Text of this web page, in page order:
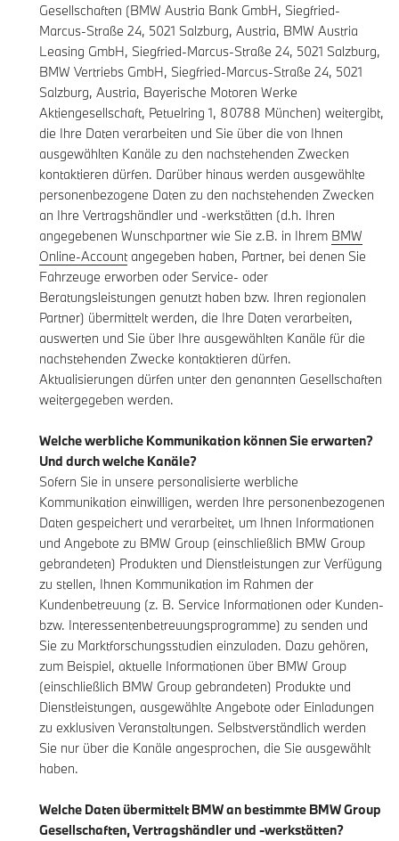
Gesellschaften (BMW Austria Bank GmbH, Siegfried-
Marcus-Straße 24, 5021 Salzburg, Austria, BMW Austria
Leasing GmbH, Siegfried-Marcus-Straße 24, 5021 Salzburg,
BMW Vertriebs GmbH, Siegfried-Marcus-Straße 24, 5021
Salzburg, Austria, Bayerische Motoren Werke
Aktiengesellschaft, Petuelring 1, 80788 München) weitergibt,
die Ihre Daten verarbeiten und Sie über die von Ihnen
ausgewählten Kanäle zu den nachstehenden Zwecken
kontaktieren dürfen. Darüber hinaus werden ausgewählte
personenbezogene Daten zu den nachstehenden Zwecken
an Ihre Vertragshändler und -werkstätten (d.h. Ihren
angegebenen Wunschpartner wie Sie z.B. in Ihrem BMW
Online-Accountangegeben haben, Partner, bei denen Sie
Fahrzeuge erworben oder Service- oder
Beratungsleistungen genutzt haben bzw. Ihren regionalen
Partner) übermittelt werden, die Ihre Daten verarbeiten,
auswerten und Sie über Ihre ausgewählten Kanäle für die
nachstehenden Zwecke kontaktieren dürfen.
Aktualisierungen dürfen unter den genannten Gesellschaften
weitergegeben werden.
Welche werbliche Kommunikation können Sie erwarten?
Und durch welche Kanäle?
Sofern Sie in unsere personalisierte werbliche
Kommunikation einwilligen, werden Ihre personenbezogenen
Daten gespeichert und verarbeitet, um Ihnen Informationen
und Angebote zu BMW Group (einschließlich BMW Group
gebrandeten) Produkten und Dienstleistungen zur Verfügung
zu stellen, Ihnen Kommunikation im Rahmen der
Kundenbetreuung (z. B. Service Informationen oder Kunden-
bzw. Interessentenbetreuungsprogramme) zu senden und
Sie zu Marktforschungsstudien einzuladen. Dazu gehören,
zum Beispiel, aktuelle Informationen über BMW Group
(einschließlich BMW Group gebrandeten) Produkte und
Dienstleistungen, ausgewählte Angebote oder Einladungen
zu exklusiven Veranstaltungen. Selbstverständlich werden
Sie nur über die Kanäle angesprochen, die Sie ausgewählt
haben.
Welche Daten übermittelt BMW an bestimmte BMW Group
Gesellschaften, Vertragshändler und -werkstätten?